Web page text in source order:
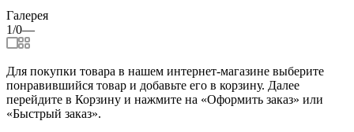
Галерея
1/0—
Для покупки товара в нашем интернет-магазине выберите
понравившийся товар и добавьте его в корзину. Далее
перейдите в Корзину и нажмите на «Оформить заказ» или
«Быстрый заказ».